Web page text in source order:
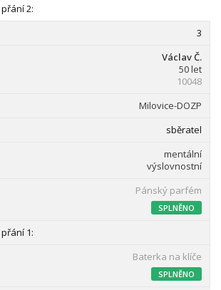
3
Václav Č.
50 let
10048
Milovice-DOZP
sběratel
mentální
výslovnostní
Pánský parfém
SPLNĚNO
Baterka na klíče
SPLNĚNO